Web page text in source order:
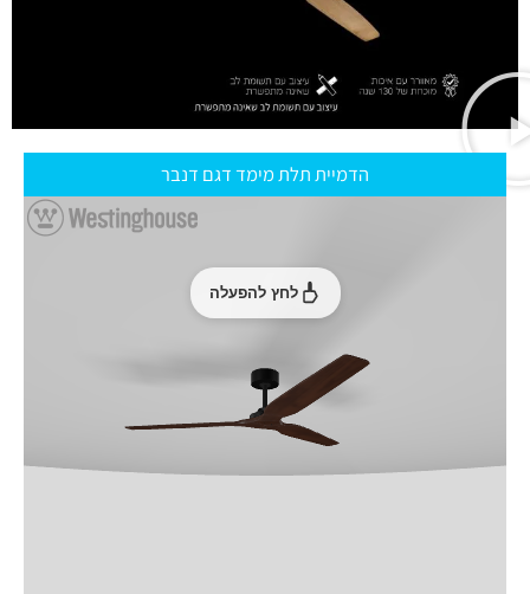
הדמיית תלת מימד דגם דנבר
לחץ להפעלה